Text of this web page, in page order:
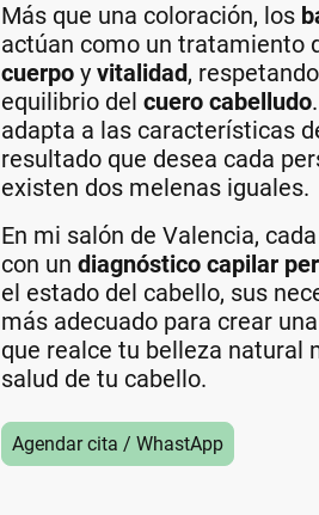
Más que una coloración, los
actúan como un tratamiento
cuerpo y vitalidad,
equilibrio del cuero cabelludo
adapta a las características
resultado que desea cada
existen dos melenas iguales.
En mi salón de Valencia,
con un diagnóstico capilar
el estado del cabello, sus
más adecuado para crear
que realce tu belleza natural
salud de tu cabello.
Agendar cita / WhastApp